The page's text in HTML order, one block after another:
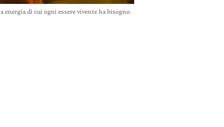
di cui ogni essere vivente ha bisogno.